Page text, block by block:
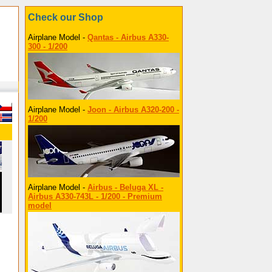
Check our Shop
Airplane Model - Qantas - Airbus A330-
300 - 1/200
Airplane Model - Joon - Airbus A320-200 -
1/200
Airplane Model - Airbus - Beluga XL -
Airbus A330-743L - 1/200 - Premium
model